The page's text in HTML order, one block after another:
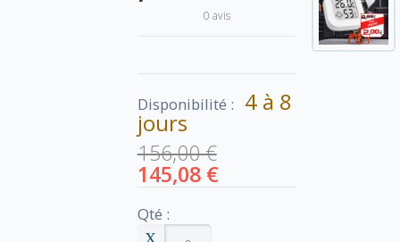
0 avis
Disponibilité : 4 à 8
jours
156,00 €
145,08 €
Qté :